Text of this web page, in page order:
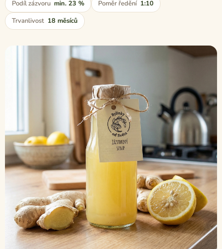
Podíl zázvoru min. 23 % Poměr ředění 1:10
Trvanlivost 18 měsíců